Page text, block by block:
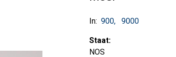
In: 900 9000
Staat:
NOS